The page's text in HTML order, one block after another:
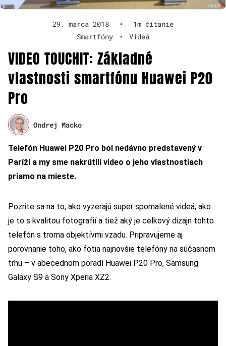
29. marca 2018 •
1m čítanie
Smartfóny
• Videá
VIDEO TOUCHIT: Základné
vlastnosti smartfónu Huawei P20
Pro
Ondrej Macko
Telefón Huawei P20 Pro bol nedávno predstavený v
Paríži a my sme nakrútili video o jeho vlastnostiach
priamo na mieste.
Pozrite sa na to, ako vyzerajú super spomalené videá, ako
je to s kvalitou fotografií a tiež aký je celkový dizajn tohto
telefón s troma objektívmi vzadu. Pripravujeme aj
porovnanie toho, ako fotia najnovšie telefóny na súčasnom
trhu – v abecednom poradí Huawei P20 Pro, Samsung
Galaxy S9 a Sony Xperia XZ2.